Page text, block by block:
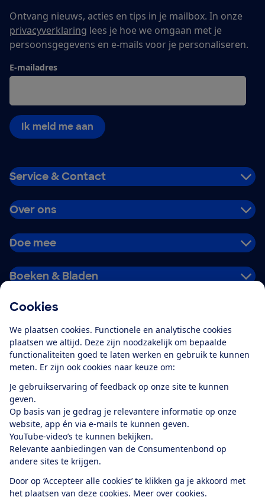
Cookies
We plaatsen cookies. Functionele en analytische cookies
plaatsen we altijd. Deze zijn noodzakelijk om bepaalde
functionaliteiten goed te laten werken en gebruik te kunnen
meten. Er zijn ook cookies naar keuze om:
Je gebruikservaring of feedback op onze site te kunnen
geven.
Op basis van je gedrag je relevantere informatie op onze
website, app én via e-mails te kunnen geven.
YouTube-video’s te kunnen bekijken.
Relevante aanbiedingen van de Consumentenbond op
andere sites te krijgen.
Door op ‘Accepteer alle cookies’ te klikken ga je akkoord met
het plaatsen van deze cookies. Meer over cookies.
Ontvang nieuws, acties en tips in je mailbox. In onze
privacyverklaring lees je hoe we omgaan met je
persoonsgegevens en e-mails voor je personaliseren.
E-mailadres
Ik meld me aan
Service & Contact
Over ons
Doe mee
Boeken & Bladen
Alles over de
app
Algemene Voorwaarden
Privacyverklaring
Cookiebeleid
Privacyvoorkeuren
Toegankelijkheid
RSS-feed nieuws
Facebook
TwitterInstagram
YoutubeLinkedIn